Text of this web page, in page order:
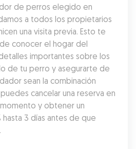
de perros elegido en
a todos los propietarios
una visita previa. Esto te
conocer el hogar del
importantes sobre los
de tu perro y asegurarte de
sean la combinación
cancelar una reserva en
y obtener un
3 días antes de que